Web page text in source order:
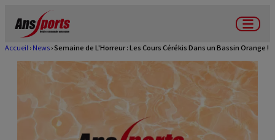
contenu
Menu
Fil
d'Ariane
Accueil News Semaine de L'Horreur : Les Cours Cérékis Dans un Bassin Orange !